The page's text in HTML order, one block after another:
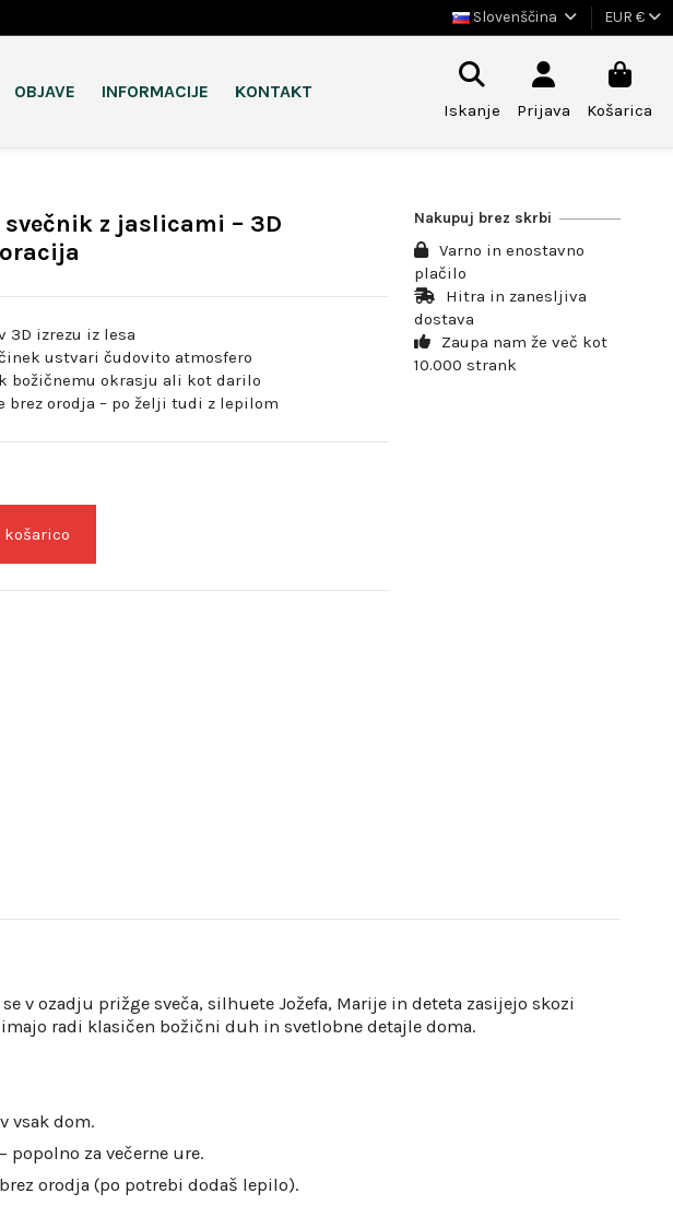
Slovenščina EUR €
OBJAVE INFORMACIJE KONTAKT
Iskanje Prijava Košarica
z jaslicami – 3D
3D izrezu iz lesa
ustvari čudovito atmosfero
božičnemu okrasju ali kot darilo
brez orodja – po želji tudi z lepilom
košarico
Nakupuj brez skrbi
Varno in enostavno
plačilo
Hitra in zanesljiva
dostava
Zaupa nam že več kot
10.000 strank
v ozadju prižge sveča, silhuete Jožefa, Marije in deteta zasijejo skozi
radi klasičen božični duh in svetlobne detajle doma.
vsak dom.
popolno za večerne ure.
orodja (po potrebi dodaš lepilo).